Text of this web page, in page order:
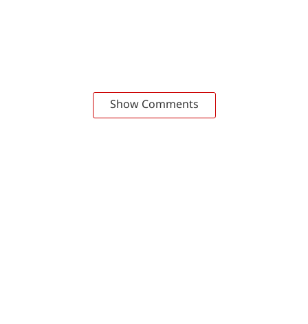
Show Comments